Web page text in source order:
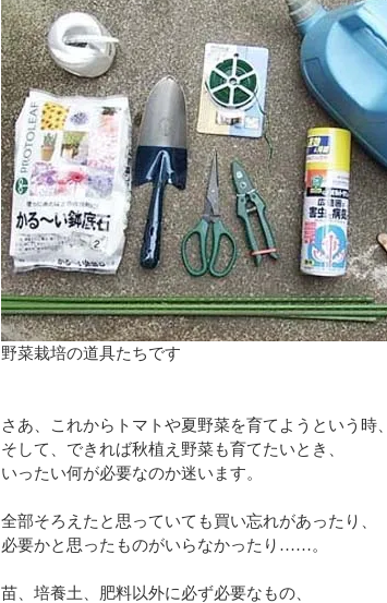
野菜栽培の道具たちです
さあ、これからトマトや夏野菜を育てようという時、
そして、できれば秋植え野菜も育てたいとき、
いったい何が必要なのか迷います。
全部そろえたと思っていても買い忘れがあったり、
必要かと思ったものがいらなかったり……。
苗、培養土、肥料以外に必ず必要なもの、